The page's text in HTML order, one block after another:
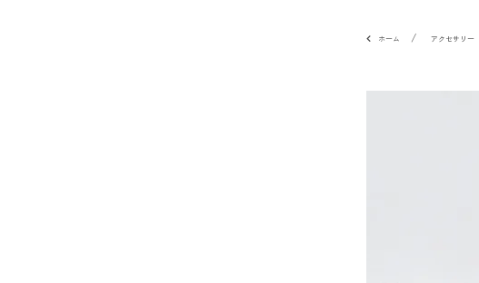
ホーム アクセサリー